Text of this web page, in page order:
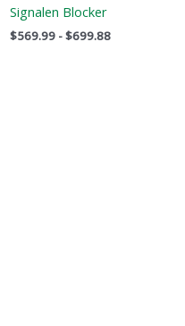
Signalen Blocker
$569.99 -$699.88